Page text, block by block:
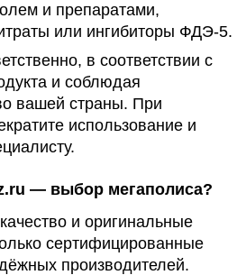
и препаратами,
или ингибиторы ФДЭ‑5.
в соответствии с
и соблюдая
вашей страны. При
использование и
— выбор мегаполиса?
и оригинальные
сертифицированные
производителей.